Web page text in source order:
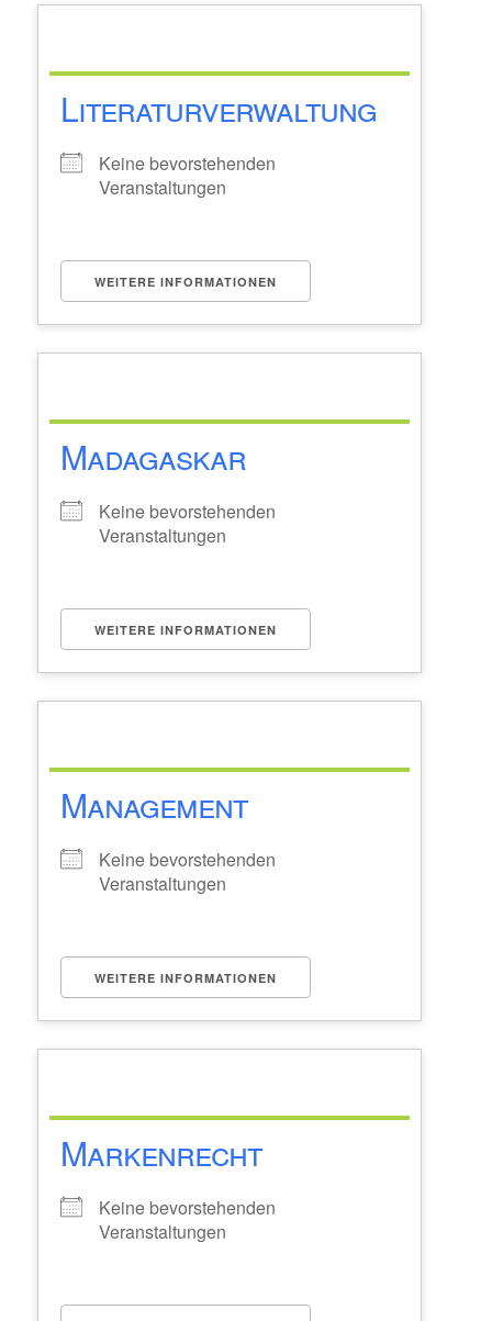
Literaturverwaltung
Keine bevorstehenden
Veranstaltungen
WEITERE INFORMATIONEN
Madagaskar
Keine bevorstehenden
Veranstaltungen
WEITERE INFORMATIONEN
Management
Keine bevorstehenden
Veranstaltungen
WEITERE INFORMATIONEN
Markenrecht
Keine bevorstehenden
Veranstaltungen